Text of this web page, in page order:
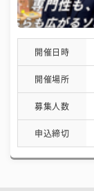
開催日時
開催場所
募集人数
申込締切